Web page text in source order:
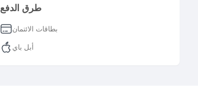
طرق الدفع
بطاقات الائتمان
أبل باي